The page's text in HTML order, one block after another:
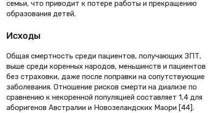
семьи, что приводит к потере работы и прекращению
образования детей.
Исходы
Общая смертность среди пациентов, получающих ЗПТ,
выше среди коренных народов, меньшинств и пациентов
без страховки, даже после поправки на сопутствующие
заболевания. Отношение рисков смерти на диализе по
сравнению к некоренной популяцией составляет 1,4 для
аборигенов Австралии и Новозеландских Маори [44].